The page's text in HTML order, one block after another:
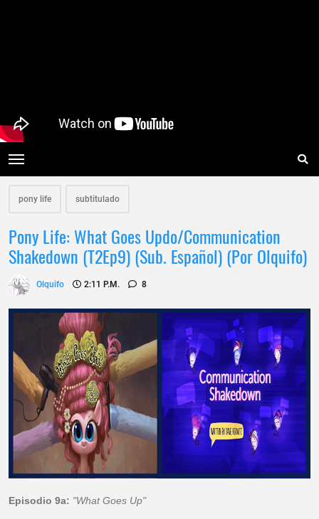
pony life subtitulado
Pony Life: What Goes Updo/Communication
Shakedown (T2Ep9) (Sub. Español) (Por Olquifo)
Olquifo 2:11 P.m. 8
Episodio 9a: "What Goes Up"